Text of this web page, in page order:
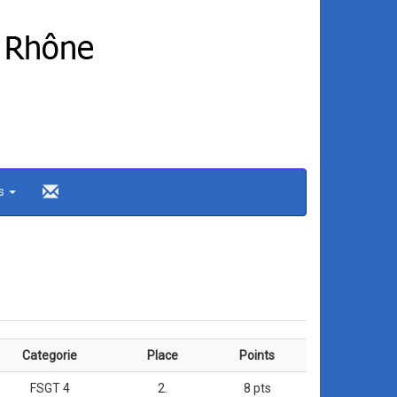
Categorie Place Points
FSGT 4 2. 8 pts